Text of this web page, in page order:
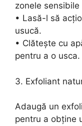
zonele
• Lasă-l să
usucă.
• Clătește cu
pentru a o usca.
3. Exfoliant
Adaugă un
pentru a obține